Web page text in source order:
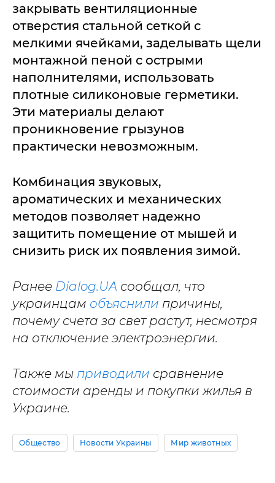
закрывать вентиляционные
отверстия стальной сеткой с
мелкими ячейками, заделывать щели
монтажной пеной с острыми
наполнителями, использовать
плотные силиконовые герметики.
Эти материалы делают
проникновение грызунов
практически невозможным.
Комбинация звуковых,
ароматических и механических
методов позволяет надежно
защитить помещение от мышей и
снизить риск их появления зимой.
Ранее Dialog.UA сообщал, что
украинцам объяснили причины,
почему счета за свет растут, несмотря
на отключение электроэнергии.
Также мы приводили сравнение
стоимости аренды и покупки жилья в
Украине.
Общество Новости Украины Мир животных